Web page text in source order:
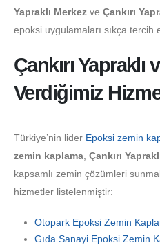
Yapraklı Merkez ve Çankırı
epoksi uygulamaları sıkça tercih
Çankırı
Verdiğimiz
Türkiye’nin lider Epoksi zemin
zemin kaplama, Çankırı
kapsamlı zemin çözümleri
hizmetler listelenmiştir:
Otopark Epoksi Zemin
Gıda Sanayi Epoksi Zemin